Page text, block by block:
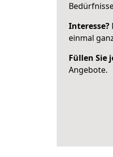
Interesse?
einmal
Füllen Sie
Angebote.